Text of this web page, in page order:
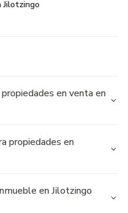
Jilotzingo
en venta en
propiedades en
en Jilotzingo